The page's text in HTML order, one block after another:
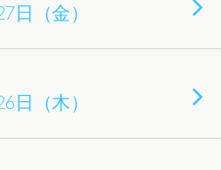
（金）
（木）